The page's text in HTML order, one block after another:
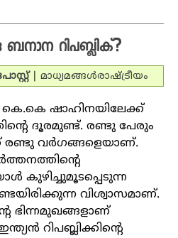
റിപബ്ലിക്?
പോസ്റ്റ്‌ മാധ്യമങ്ങള്‍രാഷ്ട്രീയം
ഷാഹിനയിലേക്ക്
ദൂരമുണ്ട്. രണ്ടു പേരും
രണ്ടു വര്‍ഗങ്ങളെയാണ്.
കുഴിച്ചുമൂടപ്പെടുന്ന
വിശ്വാസമാണ്.
ഭിന്നമുഖങ്ങളാണ്
റിപബ്ലിക്കിന്റെ